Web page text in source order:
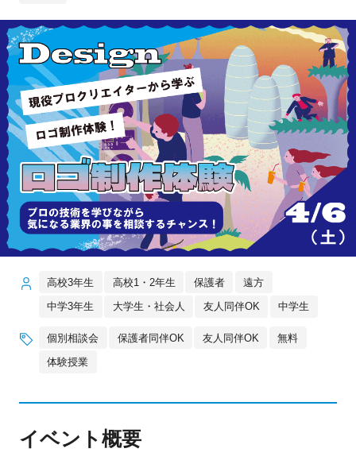
高校3年生 高校1・2年生 保護者 遠方
中学3年生 大学生・社会人 友人同伴OK 中学生
個別相談会 保護者同伴OK 友人同伴OK 無料
体験授業
イベント概要